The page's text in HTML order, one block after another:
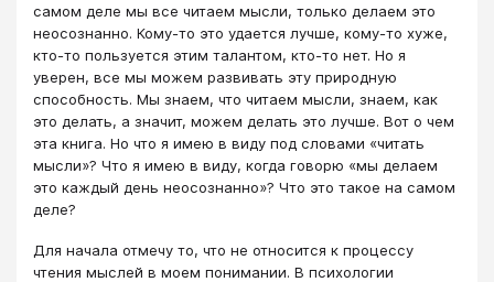
самом деле мы все читаем мысли, только делаем это
неосознанно. Кому-то это удается лучше, кому-то хуже,
кто-то пользуется этим талантом, кто-то нет. Но я
уверен, все мы можем развивать эту природную
способность. Мы знаем, что читаем мысли, знаем, как
это делать, а значит, можем делать это лучше. Вот о чем
эта книга. Но что я имею в виду под словами «читать
мысли»? Что я имею в виду, когда говорю «мы делаем
это каждый день неосознанно»? Что это такое на самом
деле?
Для начала отмечу то, что не относится к процессу
чтения мыслей в моем понимании. В психологии